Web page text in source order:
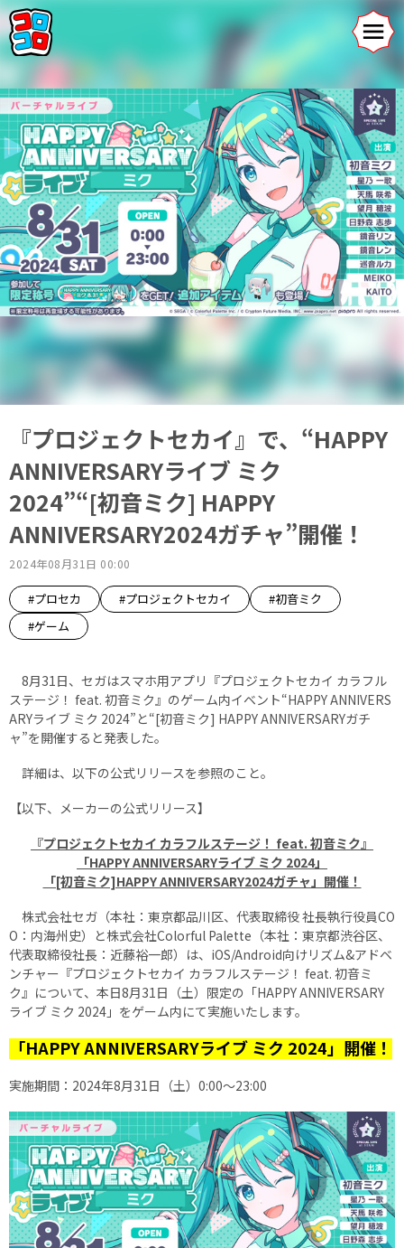
『プロジェクトセカイ』で、“HAPPY
ANNIVERSARYライブ ミク
2024”“[初音ミク] HAPPY
ANNIVERSARY2024ガチャ”開催！
2024年08月31日 00:00
#プロセカ #プロジェクトセカイ
#初音ミク
#ゲーム
8月31日、セガはスマホ用アプリ『プロジェクトセカイ カラフル
ステージ！ feat. 初音ミク』のゲーム内イベント“HAPPY ANNIVERS
ARYライブ ミク 2024”と“[初音ミク] HAPPY ANNIVERSARYガチ
ャ”を開催すると発表した。
詳細は、以下の公式リリースを参照のこと。
【以下、メーカーの公式リリース】
『プロジェクトセカイ カラフルステージ！ feat. 初音ミク』
「HAPPY ANNIVERSARYライブ ミク 2024」
「[初音ミク]HAPPY ANNIVERSARY2024ガチャ」開催！
株式会社セガ（本社：東京都品川区、代表取締役 社長執行役員CO
O：内海州史）と株式会社Colorful Palette（本社：東京都渋谷区、
代表取締役社長：近藤裕一郎）は、iOS/Android向けリズム&アドベ
ンチャー『プロジェクトセカイ カラフルステージ！ feat. 初音ミ
ク』について、本日8月31日（土）限定の「HAPPY ANNIVERSARY
ライブ ミク 2024」をゲーム内にて実施いたします。
「HAPPY ANNIVERSARYライブ ミク 2024」開催！
実施期間：2024年8月31日（土）0:00～23:00